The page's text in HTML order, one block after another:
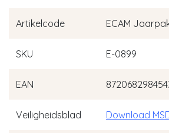
Artikelcode ECAM
SKU E-0899
EAN
Veiligheidsblad Download